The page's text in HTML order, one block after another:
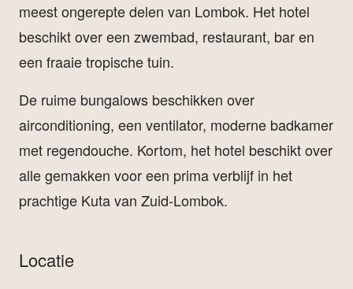
meest ongerepte delen van Lombok. Het hotel
beschikt over een zwembad, restaurant, bar en
een fraaie tropische tuin.
De ruime bungalows beschikken over
airconditioning, een ventilator, moderne badkamer
met regendouche. Kortom, het hotel beschikt over
alle gemakken voor een prima verblijf in het
prachtige Kuta van Zuid-Lombok.
Locatie